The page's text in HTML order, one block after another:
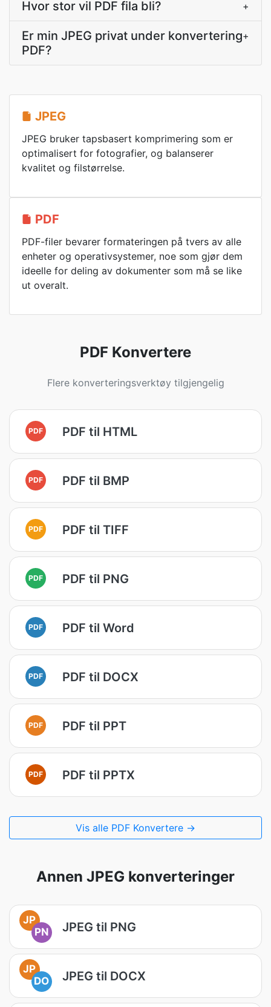
Hvor stor vil PDF fila bli? +
Er min JPEG privat under konvertering
PDF?
+
JPEG
JPEG bruker tapsbasert komprimering som er
optimalisert for fotografier, og balanserer
kvalitet og filstørrelse.
PDF
PDF-filer bevarer formateringen på tvers av alle
enheter og operativsystemer, noe som gjør dem
ideelle for deling av dokumenter som må se like
ut overalt.
PDF Konvertere
Flere konverteringsverktøy tilgjengelig
PDF PDF til HTML
PDF PDF til BMP
PDF PDF til TIFF
PDF PDF til PNG
PDF PDF til Word
PDF PDF til DOCX
PDF PDF til PPT
PDF PDF til PPTX
Vis alle PDF Konvertere →
Annen JPEG konverteringer
JP
PN
JPEG til PNG
JP
DO
JPEG til DOCX